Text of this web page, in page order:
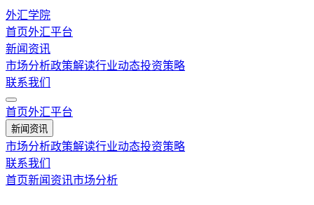
外汇学院
首页外汇平台
新闻资讯
市场分析政策解读行业动态投资策略
联系我们
首页外汇平台
新闻资讯
市场分析政策解读行业动态投资策略
联系我们
首页新闻资讯市场分析